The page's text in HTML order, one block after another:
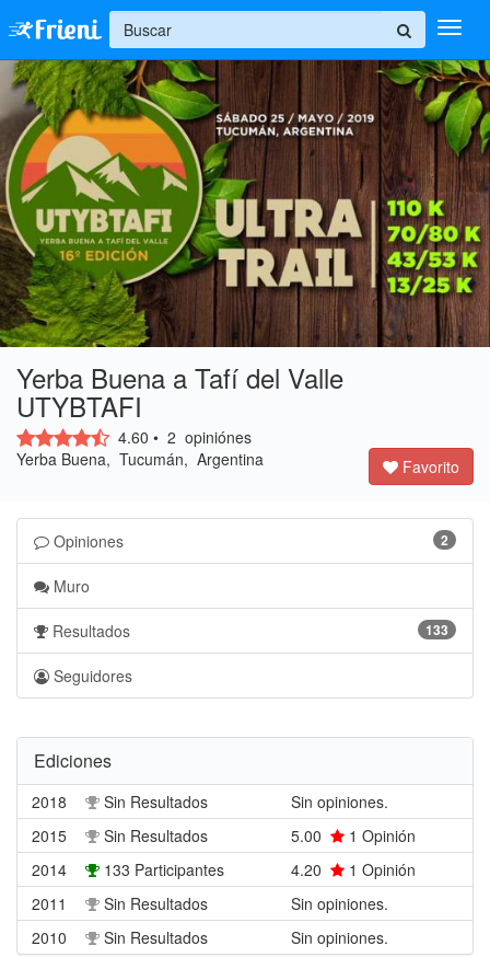
Ingresar
Inicio
Ayuda
+
Yerba Buena a Tafí del Valle
UTYBTAFI
4.60 • 2 opiniónes
Yerba Buena, Tucumán, Argentina
Favorito
2
Opiniones
Muro
133
Resultados
Seguidores
Ediciones
2018 Sin Resultados
Sin opiniones.
2015
Sin Resultados 5.00 1 Opinión
2014
133 Participantes 4.20 1 Opinión
2011
Sin Resultados
Sin opiniones.
2010
Sin Resultados Sin opiniones.